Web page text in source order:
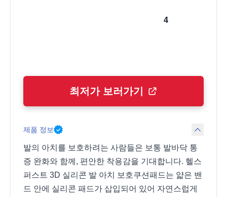
4
최저가 보러가기
제품 정보
발의 아치를 보호하려는 사람들은 보통 발바닥 통
증 완화와 함께, 편안한 착용감을 기대합니다. 헬스
퍼스트 3D 실리콘 발 아치 보호쿠션패드는 얇은 밴
드 안에 실리콘 패드가 삽입되어 있어 자연스럽게